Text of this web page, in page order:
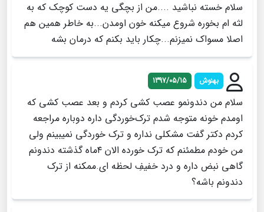
سلام خسته نباشید ....من از بچگی یه دست کوچک که به
لثه ام بخوره شروع میکنه خون اومدن...به خاطر همین هم
اصلا مسواک نمیزنم...چکار باید بکنم که درمان بشه
بهنوش 1397/05/15
سلام من دندونمو عصب کشی کردم و بعد عصب کشی که
اومدم خونه متوجه شدم ترک‌خوردگی داره دوباره مراجعه
کردم دکتر گفت مشکلی نداره و ترک خوردگی نمیبینم ولی
من خودم مطمئنم که ترک خورده الان ۴ماه گذشته دندونم
گاهی نبض داره و درد خفیفِ لحظه ای.ممکنه از ترک
دندونم باشه؟